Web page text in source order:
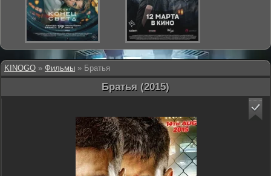
KINOGO » Фильмы » Братья
Братья (2015)